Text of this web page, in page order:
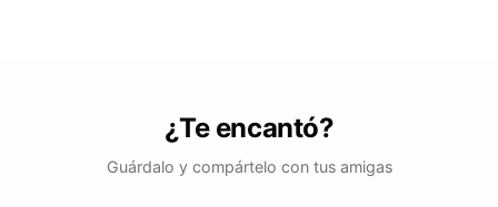
¿Te encantó?
Guárdalo y compártelo con tus amigas